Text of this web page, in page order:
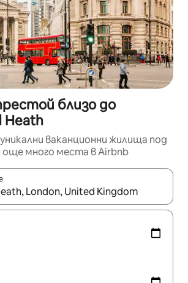
близо до
Heath
ваканционни жилища под
още много места в Airbnb
се покажат, използвайте